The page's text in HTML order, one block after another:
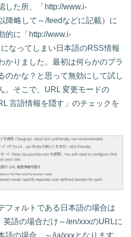
した所、「http://www.i-
降略して～/feedなどに記載）に
的に「http://www.i-
なってしまい日本語のRSS情報
かりました。最初は何らかのプラ
のかな？と思って無効にして試し
。そこで、URL 変更モードの
言語情報を隠す」のチェックを
フォルトである日本語の場合は
英語の場合だけ～/en/xxxのURLに